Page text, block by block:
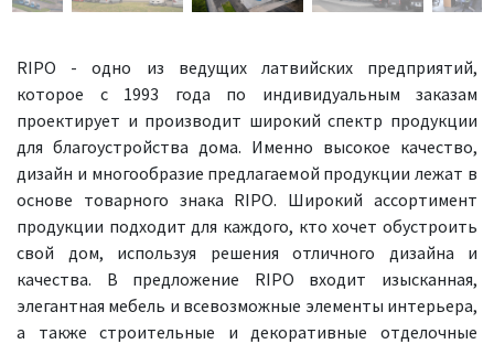
RIPO - одно из ведущих латвийских предприятий,
которое с 1993 года по индивидуальным заказам
проектирует и производит широкий спектр продукции
для благоустройства дома. Именно высокое качество,
дизайн и многообразие предлагаемой продукции лежат в
основе товарного знака RIPO. Широкий ассортимент
продукции подходит для каждого, кто хочет обустроить
свой дом, используя решения отличного дизайна и
качества. В предложение RIPO входит изысканная,
элегантная мебель и всевозможные элементы интерьера,
а также строительные и декоративные отделочные